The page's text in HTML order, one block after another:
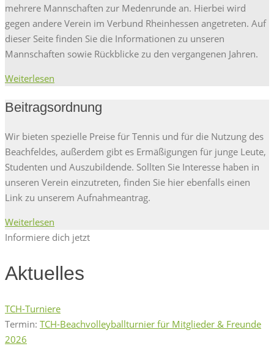
mehrere Mannschaften zur Medenrunde an. Hierbei wird
gegen andere Verein im Verbund Rheinhessen angetreten. Auf
dieser Seite finden Sie die Informationen zu unseren
Mannschaften sowie Rückblicke zu den vergangenen Jahren.
Weiterlesen
Beitragsordnung
Wir bieten spezielle Preise für Tennis und für die Nutzung des
Beachfeldes, außerdem gibt es Ermäßigungen für junge Leute,
Studenten und Auszubildende. Sollten Sie Interesse haben in
unseren Verein einzutreten, finden Sie hier ebenfalls einen
Link zu unserem Aufnahmeantrag.
Weiterlesen
Informiere dich jetzt
Aktuelles
TCH-Turniere
Termin: TCH-Beachvolleyballturnier für Mitglieder & Freunde
2026